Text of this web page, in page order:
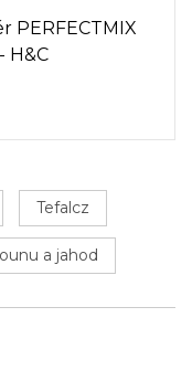
PERFECTMIX
H&C
Tefalcz
a jahod